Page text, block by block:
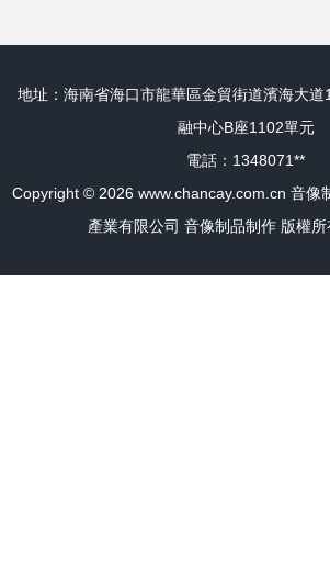
地址：海南省海口市龍華區金貿街道濱海大
融中心B座1102單元
電話：1348071**
Copyright © 2026 www.chancay.com.cn 音像
產業有限公司 音像制品制作 版權所